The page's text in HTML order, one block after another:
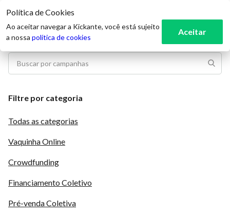
Filtre por categoria
Todas as categorias
Vaquinha Online
Crowdfunding
Financiamento Coletivo
Pré-venda Coletiva
Política de Cookies
Ao aceitar navegar a Kickante, você está sujeito
a nossa política de cookies
Aceitar